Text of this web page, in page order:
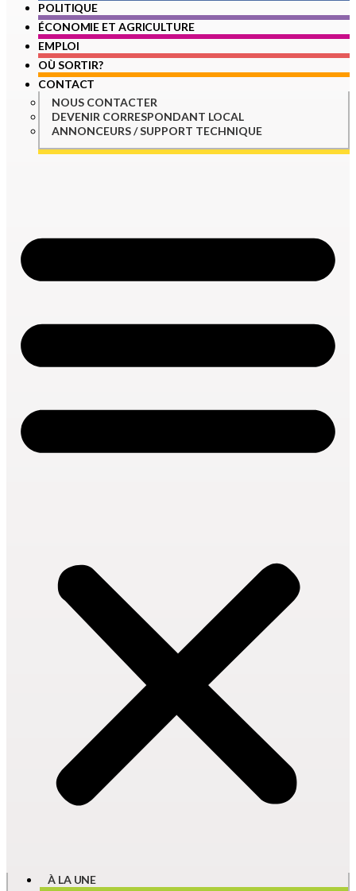
POLITIQUE
ÉCONOMIE ET AGRICULTURE
EMPLOI
OÙ SORTIR?
CONTACT
NOUS CONTACTER
DEVENIR CORRESPONDANT LOCAL
ANNONCEURS / SUPPORT TECHNIQUE
À LA UNE